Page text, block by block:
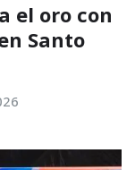
el oro con
Santo